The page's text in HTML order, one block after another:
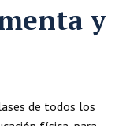
y
de todos los